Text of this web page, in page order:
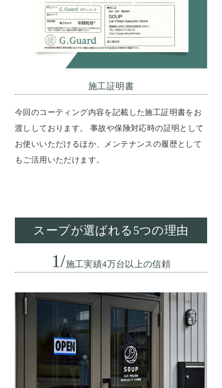
施工証明書
今回のコーティング内容を記載した施工証明書をお
渡ししております。 事故や保険対応時の証明として
お使いいただけるほか、メンテナンスの履歴として
もご活用いただけます。
スープが選ばれる5つの理由
1/施工実績4万台以上の信頼